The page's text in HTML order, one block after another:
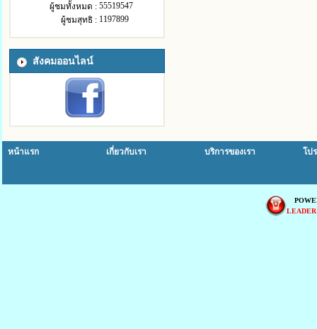
ผู้ชมทั้งหมด : 55519547
ผู้ชมสุทธิ : 1197899
สังคมออนไลน์
หน้าแรก เกี่ยวกับเรา บริการของเรา โป